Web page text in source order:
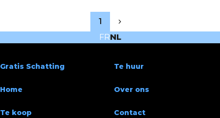
1
FRNL
Gratis Schatting
Home
Te koop
Te huur
Over ons
Contact